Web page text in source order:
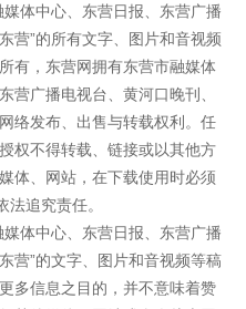
体中心、东营日报、东营广播
营”的所有文字、图片和音视频
有，东营网拥有东营市融媒体
营广播电视台、黄河口晚刊、
络发布、出售与转载权利。任
权不得转载、链接或以其他方
体、网站，在下载使用时必须
法追究责任。
体中心、东营日报、东营广播
营”的文字、图片和音视频等稿
多信息之目的，并不意味着赞